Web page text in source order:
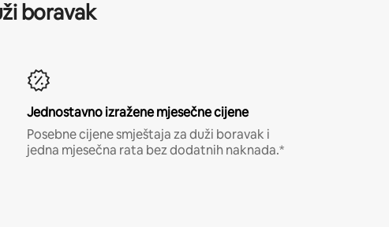
boravak
Jednostavno izražene mjesečne cijene
Posebne cijene smještaja za duži boravak i
jedna mjesečna rata bez dodatnih naknada.*